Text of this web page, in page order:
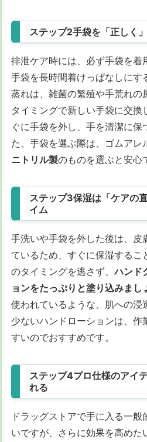
ステップ2手袋を「正しく
排泄ケア時には、必ず手袋を着
手袋を長時間着けっぱなしにす
蒸れは、雑菌の繁殖や手荒れの
タイミングで新しい手袋に交換
ぐに手袋を外し、手を清潔に保
た、手袋を選ぶ際は、ゴムアレ
ニトリル製のものを選ぶと安心
ステップ3保湿は「ケアの
イム
手洗いや手袋を外した後は、皮
ているため、すぐに保湿するこ
のタイミングを逃さず、ハンド
ョンをたっぷりと塗り込みまし
使われているような、肌への浸
少ないハンドローションは、作
すいのでおすすめです。
ステップ4プロ仕様のアイ
れる
ドラッグストアで手に入る一般
いですが、さらに効果を高めた